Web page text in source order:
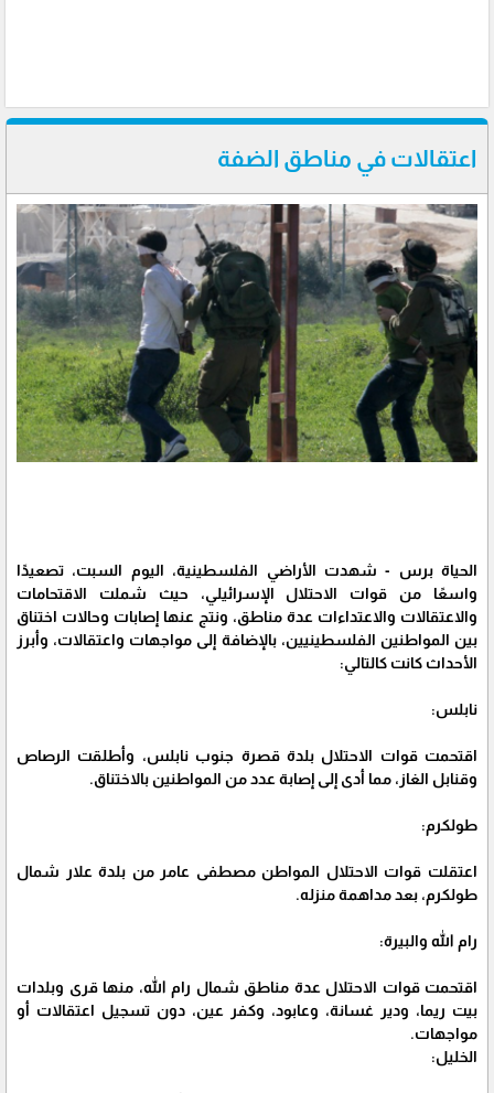
اعتقالات في مناطق الضفة
الحياة برس - شهدت الأراضي الفلسطينية، اليوم السبت، تصعيدًا
واسعًا من قوات الاحتلال الإسرائيلي، حيث شملت الاقتحامات
والاعتقالات والاعتداءات عدة مناطق، ونتج عنها إصابات وحالات اختناق
بين المواطنين الفلسطينيين، بالإضافة إلى مواجهات واعتقالات، وأبرز
الأحداث كانت كالتالي:
نابلس:
اقتحمت قوات الاحتلال بلدة قصرة جنوب نابلس، وأطلقت الرصاص
وقنابل الغاز، مما أدى إلى إصابة عدد من المواطنين بالاختناق.
طولكرم:
اعتقلت قوات الاحتلال المواطن مصطفى عامر من بلدة علار شمال
طولكرم، بعد مداهمة منزله.
رام الله والبيرة:
اقتحمت قوات الاحتلال عدة مناطق شمال رام الله، منها قرى وبلدات
بيت ريما، ودير غسانة، وعابود، وكفر عين، دون تسجيل اعتقالات أو
مواجهات.
الخليل: